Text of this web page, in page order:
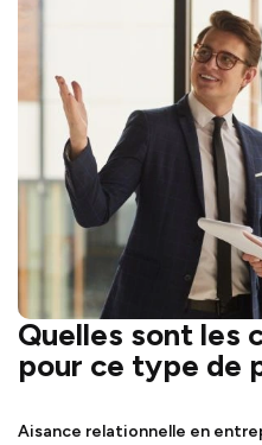
Quelles sont les
pour ce type de
Aisance relationnelle en